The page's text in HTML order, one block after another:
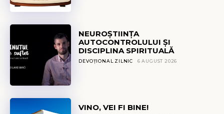
NEUROȘTIINȚA
AUTOCONTROLULUI ȘI
DISCIPLINA SPIRITUALĂ
DEVOȚIONAL ZILNIC 6 AUGUST 2026
VINO, VEI FI BINE!